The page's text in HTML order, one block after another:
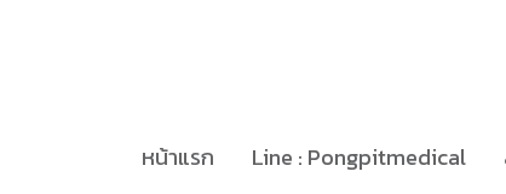
หน้าแรก Line : Pongpitmedical